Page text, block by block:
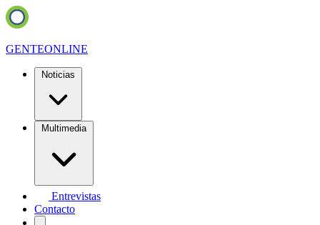
GENTEONLINE
Noticias
Multimedia
Entrevistas
Contacto